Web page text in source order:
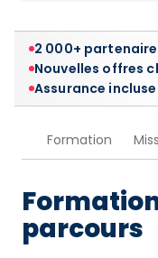
2 000+
Nouvelles offres
Assurance incluse
Formation
parcours